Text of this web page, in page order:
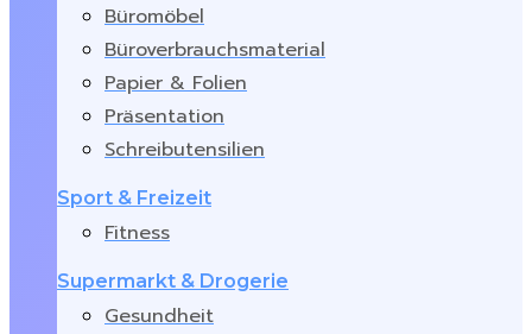
Büromöbel
Büroverbrauchsmaterial
Papier & Folien
Präsentation
Schreibutensilien
Sport & Freizeit
Fitness
Supermarkt & Drogerie
Gesundheit